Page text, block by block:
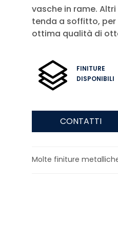
vasche in rame.
tenda a soffitto,
ottima qualità di
FINITURE
DISPONIBILI
CONTATTI
Molte finiture